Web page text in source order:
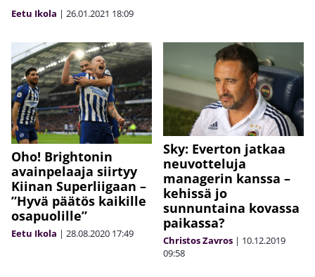
Eetu Ikola | 26.01.2021 18:09
Oho! Brightonin
avainpelaaja siirtyy
Kiinan Superliigaan –
”Hyvä päätös kaikille
osapuolille”
Eetu Ikola | 28.08.2020 17:49
Sky: Everton jatkaa
neuvotteluja
managerin kanssa –
kehissä jo
sunnuntaina kovassa
paikassa?
Christos Zavros | 10.12.2019
09:58